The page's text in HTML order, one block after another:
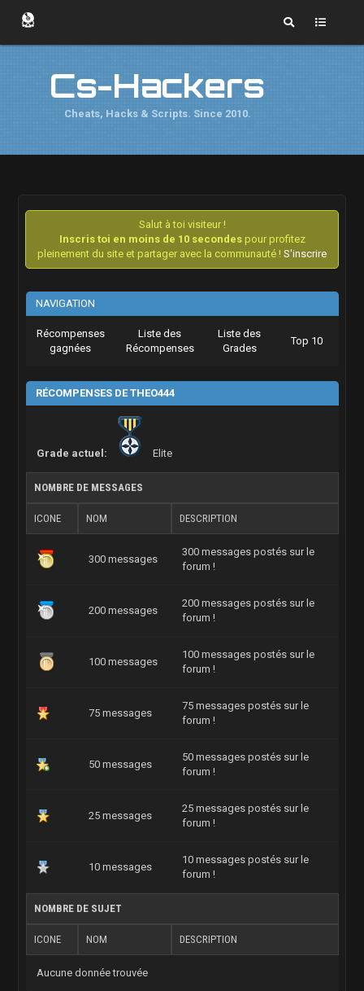
Cs-Hackers
Cheats, Hacks & Scripts. Since 2010.
Salut à toi visiteur !
Inscris toi en moins de 10 secondespour profitez
pleinement du site et partager avec la communauté ! S'inscrire
NAVIGATION
Récompenses
gagnées
Liste des
Récompenses
Liste des
Grades
Top 10
RÉCOMPENSES DE THEO444
Grade actuel: Elite
NOMBRE DE MESSAGES
ICONE NOM DESCRIPTION
300 messages
300 messages postés sur le
forum !
200 messages
200 messages postés sur le
forum !
100 messages
100 messages postés sur le
forum !
75 messages
75 messages postés sur le
forum !
50 messages
50 messages postés sur le
forum !
25 messages
25 messages postés sur le
forum !
10 messages
10 messages postés sur le
forum !
NOMBRE DE SUJET
ICONE NOM DESCRIPTION
Aucune donnée trouvée